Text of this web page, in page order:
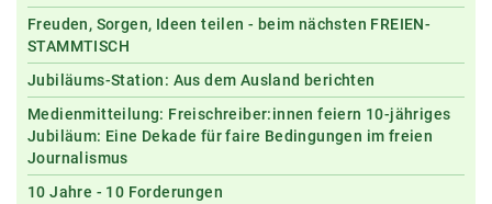
Freuden, Sorgen, Ideen teilen - beim nächsten FREIEN-
STAMMTISCH
Jubiläums-Station: Aus dem Ausland berichten
Medienmitteilung: Freischreiber:innen feiern 10-jähriges
Jubiläum: Eine Dekade für faire Bedingungen im freien
Journalismus
10 Jahre - 10 Forderungen